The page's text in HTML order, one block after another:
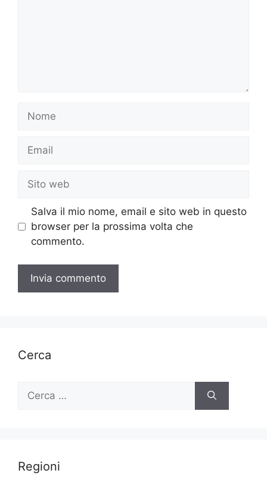
Nome
Email
Sito
web
Salva il mio nome, email e sito web in questo
browser per la prossima volta che
commento.
Cerca
per:
Regioni